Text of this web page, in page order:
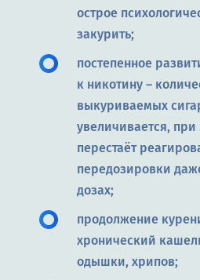
острое
закурить;
постепенное
к никотину –
выкуриваемых
увеличивается, при
перестаёт
передозировки
дозах;
продолжение
хронический
одышки, хрипов;